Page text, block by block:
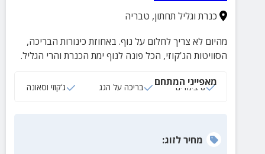
כנרת וגליל תחתון, טבריה
מהיום לא צריך לחלום על נוף. באחוזת כינורות הבריכה,
הסוויטות הג'קוזי, הכל פונה לנוף ימת הכנרת והרי הגליל.
מאפייני המתחם
8 צימרים בריכה על הגג ג‘קוזי וסאונה
מחירלזוג: